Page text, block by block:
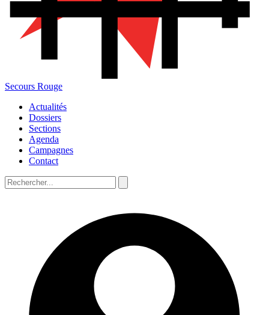
Secours Rouge
Actualités
Dossiers
Sections
Agenda
Campagnes
Contact